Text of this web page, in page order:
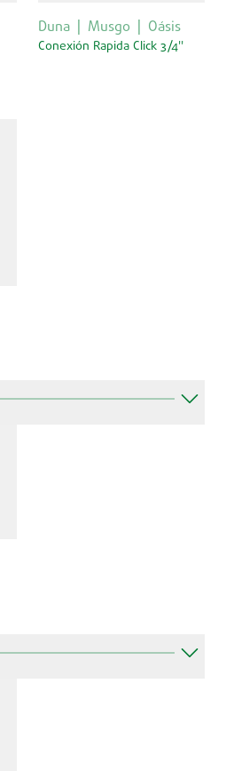
Duna Musgo Oásis
Conexión Rapida Click 3/4''